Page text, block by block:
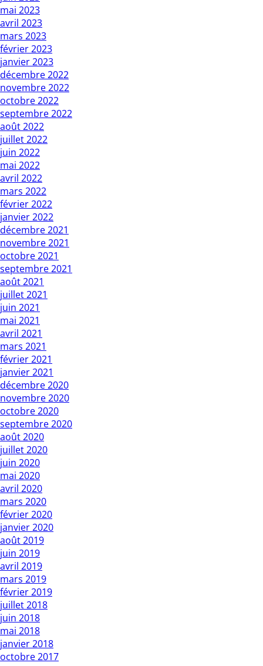
mai 2023
avril 2023
mars 2023
février 2023
janvier 2023
décembre 2022
novembre 2022
octobre 2022
septembre 2022
août 2022
juillet 2022
juin 2022
mai 2022
avril 2022
mars 2022
février 2022
janvier 2022
décembre 2021
novembre 2021
octobre 2021
septembre 2021
août 2021
juillet 2021
juin 2021
mai 2021
avril 2021
mars 2021
février 2021
janvier 2021
décembre 2020
novembre 2020
octobre 2020
septembre 2020
août 2020
juillet 2020
juin 2020
mai 2020
avril 2020
mars 2020
février 2020
janvier 2020
août 2019
juin 2019
avril 2019
mars 2019
février 2019
juillet 2018
juin 2018
mai 2018
janvier 2018
octobre 2017